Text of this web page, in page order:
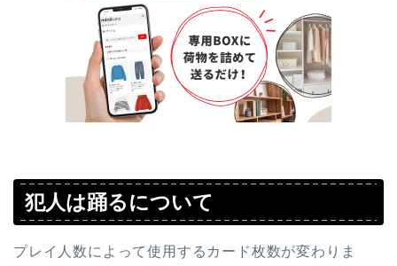
犯人は踊るについて
プレイ人数によって使用するカード枚数が変わりま